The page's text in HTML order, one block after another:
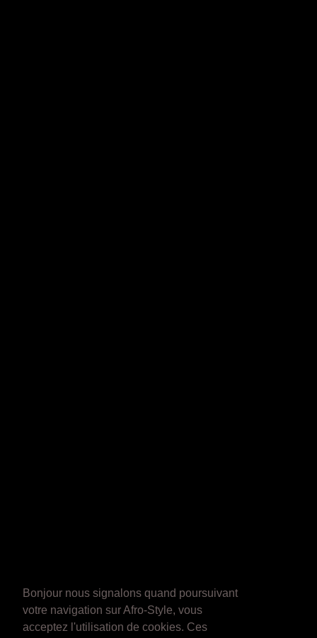
Bonjour nous signalons quand poursuivant
votre navigation sur Afro-Style, vous
acceptez l'utilisation de cookies. Ces